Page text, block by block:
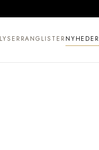
RANGLISTERNYHEDER